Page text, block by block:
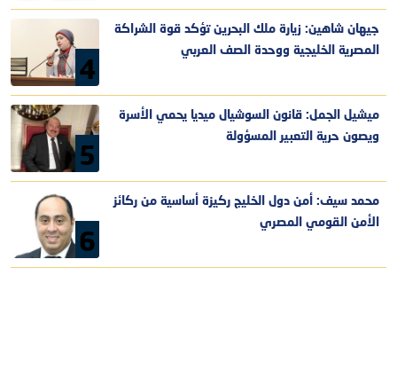
4
جيهان شاهين: زيارة ملك البحرين تؤكد قوة الشراكة
المصرية الخليجية ووحدة الصف العربي
5
ميشيل الجمل: قانون السوشيال ميديا يحمي الأسرة
ويصون حرية التعبير المسؤولة
6
محمد سيف: أمن دول الخليج ركيزة أساسية من ركائز
الأمن القومي المصري